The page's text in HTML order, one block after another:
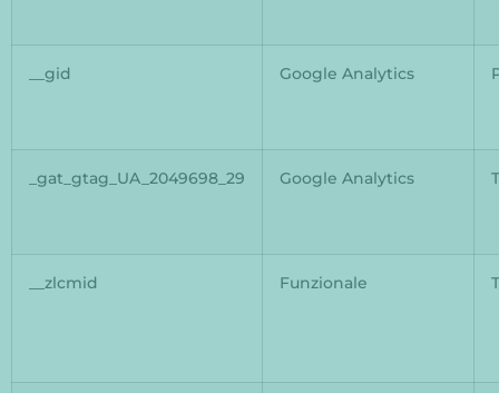
__gid Google Analytics
_gat_gtag_UA_2049698_29 Google Analytics
__zlcmid Funzionale